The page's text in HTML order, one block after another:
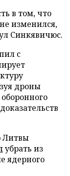
в том, что
изменился,
Синкявичюс.
с
дроны
Литвы
убрать из
ядерного